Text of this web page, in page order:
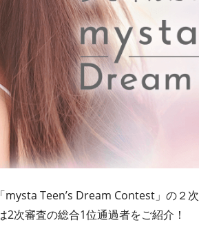
Teen’s Dream Contest」の２
2次審査の総合1位通過者をご紹介！